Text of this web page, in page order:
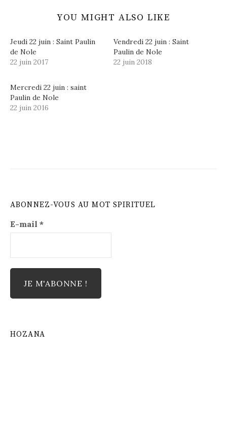
YOU MIGHT ALSO LIKE
Jeudi 22 juin : Saint Paulin
de Nole
22 juin 2017
Vendredi 22 juin : Saint
Paulin de Nole
22 juin 2018
Mercredi 22 juin : saint
Paulin de Nole
22 juin 2016
ABONNEZ-VOUS AU MOT SPIRITUEL
E-mail *
HOZANA